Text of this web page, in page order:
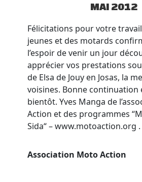
MAI 2012
Félicitations pour votre
jeunes et des motards
l’espoir de venir un jour
apprécier vos prestations
de Elsa de Jouy en Josas, la
voisines. Bonne continuation
bientôt. Yves Manga de
Action et des programmes
Sida“ – www.motoaction.org .
Association Moto Action